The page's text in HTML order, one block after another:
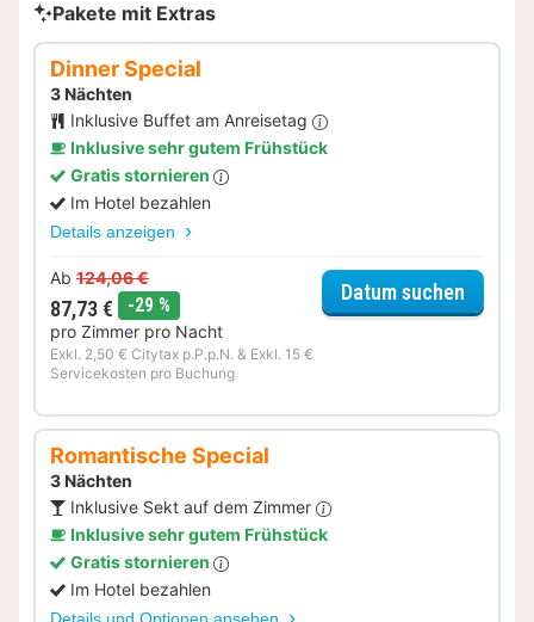
Pakete mit Extras
Dinner Special
3 Nächten
Inklusive Buffet am Anreisetag
Inklusive sehr gutem Frühstück
Gratis stornieren
Im Hotel bezahlen
Details anzeigen
Ab 124,06 €
87,73 € -29 %
pro Zimmer pro Nacht
Exkl. 2,50 € Citytax p.P.p.N. & Exkl. 15 €
Servicekosten pro Buchung
Datum suchen
Romantische Special
3 Nächten
Inklusive Sekt auf dem Zimmer
Inklusive sehr gutem Frühstück
Gratis stornieren
Im Hotel bezahlen